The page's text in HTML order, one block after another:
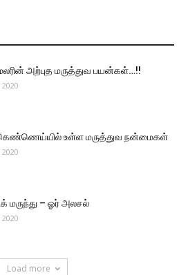
அற்புத மருத்துவ பயன்கள்…!!
உள்ள மருத்துவ நன்மைகள்
மருந்து – ஓர் அலசல்
Load more